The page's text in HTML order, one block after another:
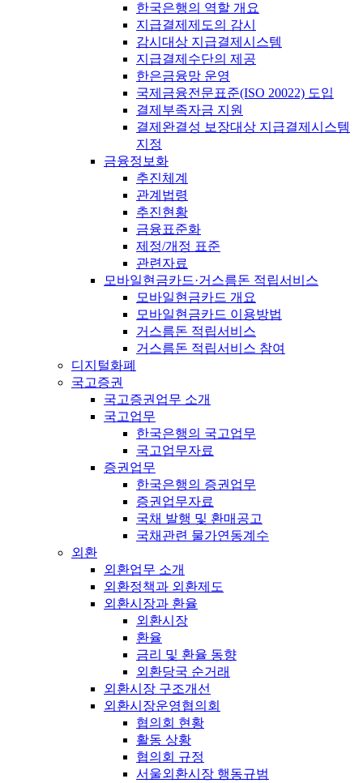
한국은행의 역할 개요
지급결제제도의 감시
감시대상 지급결제시스템
지급결제수단의 제공
한은금융망 운영
국제금융전문표준(ISO 20022) 도입
결제부족자금 지원
결제완결성 보장대상 지급결제시스템
지정
금융정보화
추진체계
관계법령
추진현황
금융표준화
제정/개정 표준
관련자료
모바일현금카드·거스름돈 적립서비스
모바일현금카드 개요
모바일현금카드 이용방법
거스름돈 적립서비스
거스름돈 적립서비스 참여
디지털화폐
국고증권
국고증권업무 소개
국고업무
한국은행의 국고업무
국고업무자료
증권업무
한국은행의 증권업무
증권업무자료
국채 발행 및 환매공고
국채관련 물가연동계수
외환
외환업무 소개
외환정책과 외환제도
외환시장과 환율
외환시장
환율
금리 및 환율 동향
외환당국 순거래
외환시장 구조개선
외환시장운영협의회
협의회 현황
활동 상황
협의회 규정
서울외환시장 행동규범